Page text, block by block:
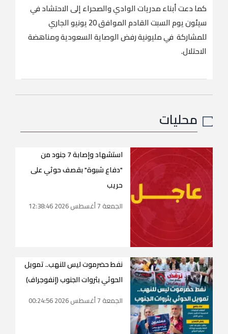
كما دعت أبناء مدريات الوادي والصحراء إلى الاحتشاد في
سيئون يوم السبت القادم الموافق 20 يونيو الجاري
للمشاركة في مليونية رفض الوصاية السعودية ومناهضة
الاحتلال.
محليات
استشهاد وإصابة 7 جنود من
"دفاع شبوة" بقصف حوثي على
حريب
الجمعة 7 أغسطس 2026 12:38:46
نفط حضرموت ليس للنهب.. تمويل
الحوثي بثروات الجنوب (إنفوجراف)
الجمعة 7 أغسطس 2026 00:24:56